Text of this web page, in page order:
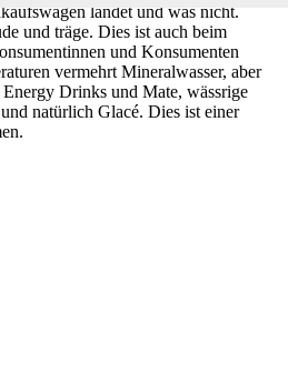
landet und was nicht.
und träge. Dies ist auch beim
und Konsumenten
vermehrt Mineralwasser, aber
Drinks und Mate, wässrige
natürlich Glacé. Dies ist einer